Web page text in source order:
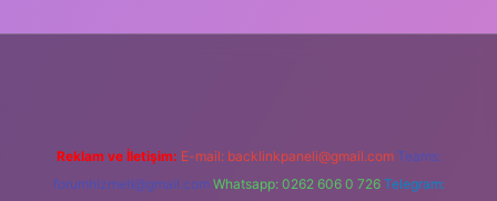
Reklam ve İletişim: E-mail: backlinkpaneli@gmail.com Teams:
forumhizmeti@gmail.com Whatsapp: 0262 606 0 726 Telegram: